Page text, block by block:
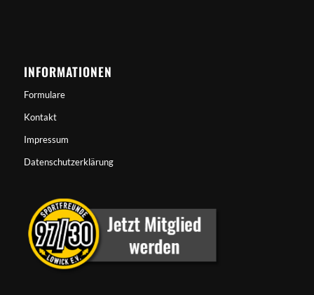
INFORMATIONEN
Formulare
Kontakt
Impressum
Datenschutzerklärung